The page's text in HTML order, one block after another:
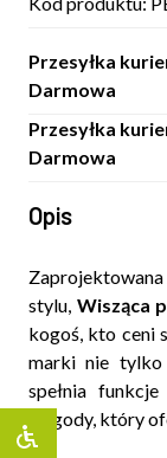
Przesyłka
Darmowa
Przesyłka
Darmowa
Opis
Zaprojektowana
stylu, Wisząca
kogoś, kto ceni
marki nie tylko
spełnia
wygody, który